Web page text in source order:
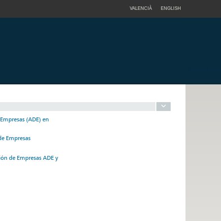
VALENCIÀ ENGLISH
(ADE) en
Empresas
de Empresas ADE y